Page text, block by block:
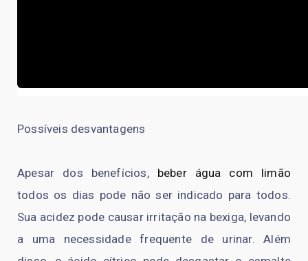
Possíveis desvantagens
Apesar dos benefícios, beber água com limão
todos os dias pode não ser indicado para todos.
Sua acidez pode causar irritação na bexiga, levando
a uma necessidade frequente de urinar. Além